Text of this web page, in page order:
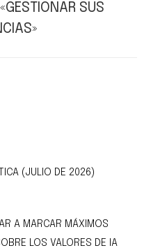
SUS
(JULIO DE 2026)
A MARCAR MÁXIMOS
LOS VALORES DE IA